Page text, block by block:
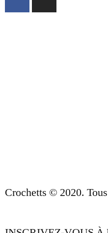
Crochetts © 2020.